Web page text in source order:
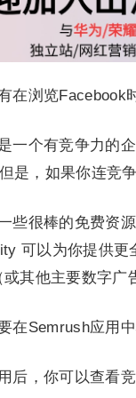
在浏览Facebook
一个有竞争力的
是，如果你连竞
些很棒的免费资
可以为你提供
或其他主要数字广
在Semrush应用
后，你可以查看